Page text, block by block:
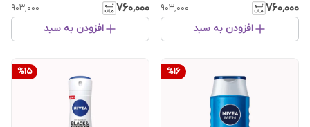
۷۶۰٬۰۰۰ ۹۰۳٬۰۰۰
افزودن به سبد
۷۶۰٬۰۰۰ ۹۰۳٬۰۰۰
افزودن به سبد
%16
%15